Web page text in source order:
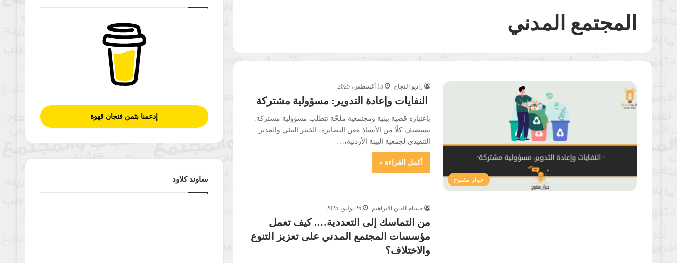
المجتمع المدني
حوار مفتوح
راديو النجاح 15 أغسطس، 2025
النفايات وإعادة التدوير: مسؤولية مشتركة
باعتباره قضية بيئية ومجتمعية ملحّة تتطلب مسؤولية مشتركة.
نستضيف كلًا من الأستاذ معن النصايرة، الخبير البيئي والمدير
التنفيذي لجمعية البيئة الأردنية،…
أكمل القراءة »
حسام الدين الابراهيم 26 يوليو، 2025
من التماسك إلى التعددية…. كيف تعمل
مؤسسات المجتمع المدني على تعزيز التنوع
والاختلاف؟
إدعمنا بثمن فنجان قهوة
ساوند كلاود